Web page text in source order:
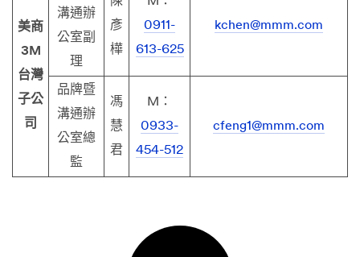
美商
3M
台灣
子公
司
溝通辦
公室副
理
彥
樺
0911-
613-625
kchen@mmm.com
品牌暨
溝通辦
公室總
監
馮
慧
君
M：
0933-
454-512
cfeng1@mmm.com